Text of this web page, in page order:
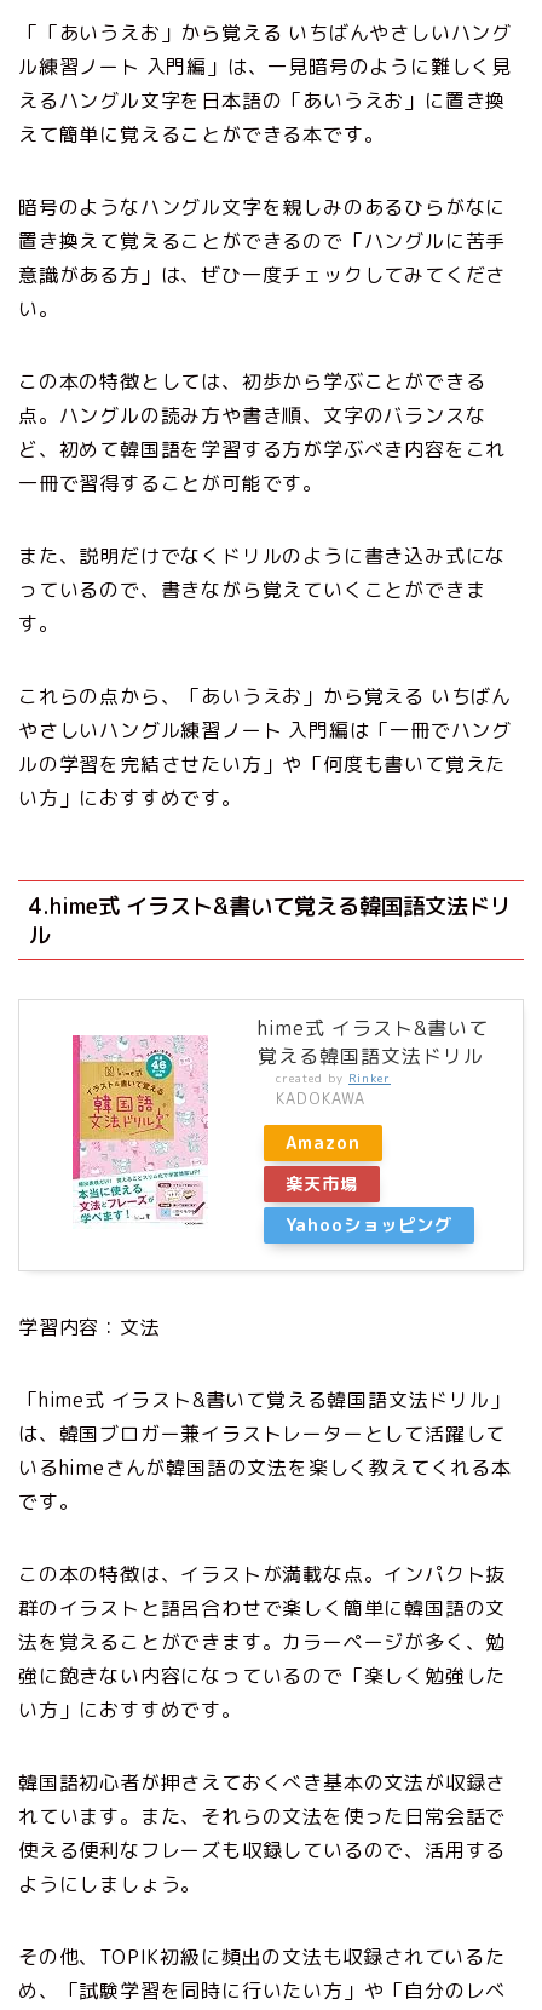
「「あいうえお」から覚える いちばんやさしいハング
ル練習ノート 入門編」は、一見暗号のように難しく見
えるハングル文字を日本語の「あいうえお」に置き換
えて簡単に覚えることができる本です。
暗号のようなハングル文字を親しみのあるひらがなに
置き換えて覚えることができるので「ハングルに苦手
意識がある方」は、ぜひ一度チェックしてみてくださ
い。
この本の特徴としては、初歩から学ぶことができる
点。ハングルの読み方や書き順、文字のバランスな
ど、初めて韓国語を学習する方が学ぶべき内容をこれ
一冊で習得することが可能です。
また、説明だけでなくドリルのように書き込み式にな
っているので、書きながら覚えていくことができま
す。
これらの点から、「あいうえお」から覚える いちばん
やさしいハングル練習ノート 入門編は「一冊でハング
ルの学習を完結させたい方」や「何度も書いて覚えた
い方」におすすめです。
4.hime式 イラスト&書いて覚える韓国語文法ドリ
ル
hime式 イラスト&書いて
覚える韓国語文法ドリル
created by Rinker
KADOKAWA
Amazon
楽天市場
Yahooショッピング
学習内容：文法
「hime式 イラスト&書いて覚える韓国語文法ドリル」
は、韓国ブロガー兼イラストレーターとして活躍して
いるhimeさんが韓国語の文法を楽しく教えてくれる本
です。
この本の特徴は、イラストが満載な点。インパクト抜
群のイラストと語呂合わせで楽しく簡単に韓国語の文
法を覚えることができます。カラーページが多く、勉
強に飽きない内容になっているので「楽しく勉強した
い方」におすすめです。
韓国語初心者が押さえておくべき基本の文法が収録さ
れています。また、それらの文法を使った日常会話で
使える便利なフレーズも収録しているので、活用する
ようにしましょう。
その他、TOPIK初級に頻出の文法も収録されているた
め、「試験学習を同時に行いたい方」や「自分のレベ